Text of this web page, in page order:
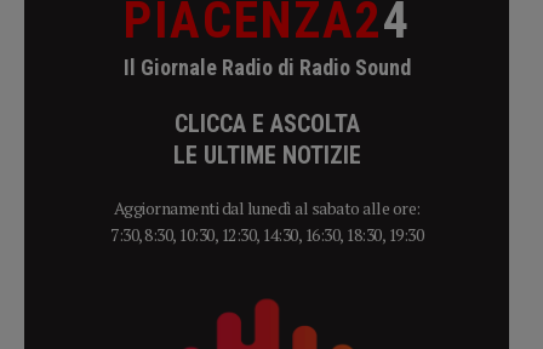
PIACENZA24
Il Giornale Radio di Radio Sound
CLICCA E ASCOLTA
LE ULTIME NOTIZIE
Aggiornamenti dal lunedì al sabato alle ore:
7:30, 8:30, 10:30, 12:30, 14:30, 16:30, 18:30, 19:30